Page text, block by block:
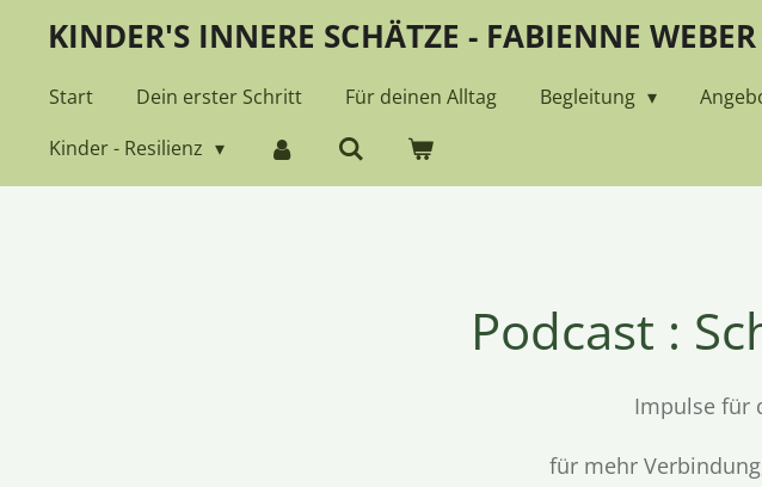
Zum
springen
KINDER'S INNERE SCHÄTZE - FABIENNE WEBER
Start Dein erster Schritt Für deinen Alltag Begleitung
Kinder - Resilienz
Podcast :
Impulse für
für mehr